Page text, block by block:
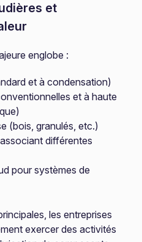
et
englobe :
et à condensation)
et à haute
(bois, granulés, etc.)
différentes
pour systèmes de
les entreprises
exercer des activités